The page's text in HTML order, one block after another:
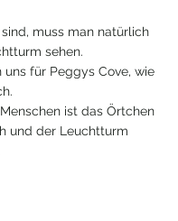
muss man natürlich
sehen.
für Peggys Cove, wie
ist das Örtchen
und der Leuchtturm